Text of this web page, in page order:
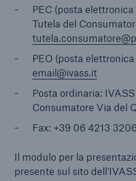
PEC (posta
Tutela del
PEO (posta
email@ivass.it
Posta ordinaria:
Consumatore Via del
Fax: +39 06 4213 3206
Il modulo per la
presente sul sito